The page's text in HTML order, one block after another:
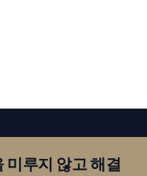
미루지 않고 해결